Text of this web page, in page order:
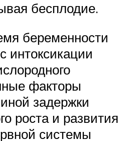
бесплодие.
беременности
интоксикации
факторы
задержки
роста и развития
системы